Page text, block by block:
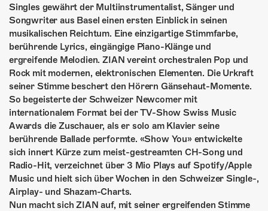
Singles gewährt der Multiinstrumentalist, Sänger und
Songwriter aus Basel einen ersten Einblick in seinen
musikalischen Reichtum. Eine einzigartige Stimmfarbe,
berührende Lyrics, eingängige Piano-Klänge und
ergreifende Melodien. ZIAN vereint orchestralen Pop und
Rock mit modernen, elektronischen Elementen. Die Urkraft
seiner Stimme beschert den Hörern Gänsehaut-Momente.
So begeisterte der Schweizer Newcomer mit
internationalem Format bei der TV-Show Swiss Music
Awards die Zuschauer, als er solo am Klavier seine
berührende Ballade performte. «Show You» entwickelte
sich innert Kürze zum meist-gestreamten CH-Song und
Radio-Hit, verzeichnet über 3 Mio Plays auf Spotify/Apple
Music und hielt sich über Wochen in den Schweizer Single-,
Airplay- und Shazam-Charts.
Nun macht sich ZIAN auf, mit seiner ergreifenden Stimme